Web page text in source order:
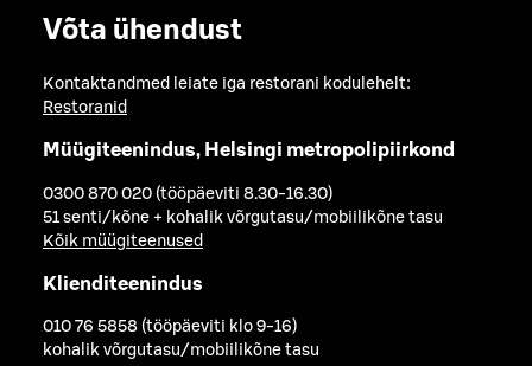
Võta ühendust
Kontaktandmed leiate iga restorani kodulehelt:
Restoranid
Müügiteenindus, Helsingi metropolipiirkond
0300 870 020 (tööpäeviti 8.30-16.30)
51 senti/kõne + kohalik võrgutasu/mobiilikõne tasu
Kõik müügiteenused
Klienditeenindus
010 76 5858 (tööpäeviti klo 9-16)
kohalik võrgutasu/mobiilikõne tasu